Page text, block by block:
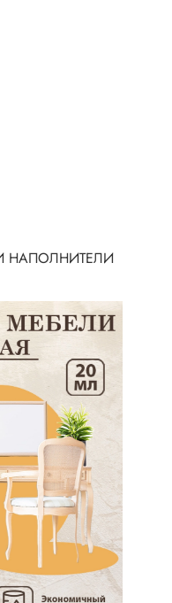
НАПОЛНИТЕЛИ